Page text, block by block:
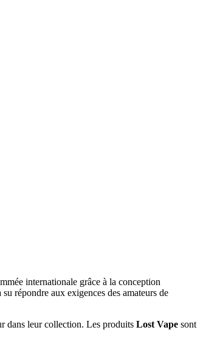
internationale grâce à la conception
su répondre aux exigences des amateurs de
dans leur collection. Les produits Lost Vape sont